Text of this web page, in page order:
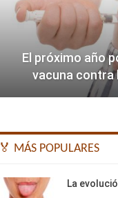
El próximo año
vacuna contra
🏅 MÁS POPULARES
La